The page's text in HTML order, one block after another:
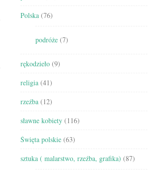
Polska (76)
podróże (7)
rękodzieło (9)
religia (41)
rzeźba (12)
sławne kobiety (116)
Święta polskie (63)
sztuka ( malarstwo, rzeźba, grafika) (87)